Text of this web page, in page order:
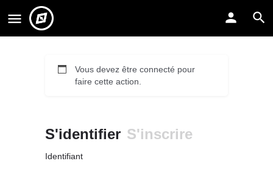
Vous devez être connecté pour
faire cette action.
S'identifier S'inscrire
Identifiant